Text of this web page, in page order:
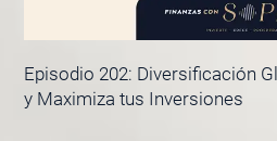
Episodio 202: Diversificación
y Maximiza tus Inversiones